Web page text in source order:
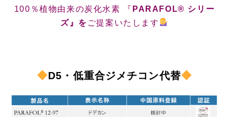
100％植物由来の炭化水素 『 PARAFOL® シリー
ズ』を ご提案いたします
D5・低重合ジメチコン代替